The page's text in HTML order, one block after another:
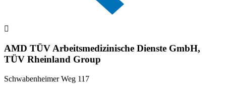
AMD TÜV Arbeitsmedizinische Dienste GmbH,
TÜV Rheinland Group
Schwabenheimer Weg 117